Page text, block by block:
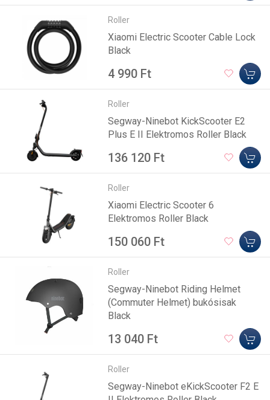
Roller
Xiaomi Electric Scooter Cable Lock
Black
4 990 Ft
Roller
Segway-Ninebot KickScooter E2
Plus E II Elektromos Roller Black
136 120 Ft
Roller
Xiaomi Electric Scooter 6
Elektromos Roller Black
150 060 Ft
Roller
Segway-Ninebot Riding Helmet
(Commuter Helmet) bukósisak
Black
13 040 Ft
Roller
Segway-Ninebot eKickScooter F2 E